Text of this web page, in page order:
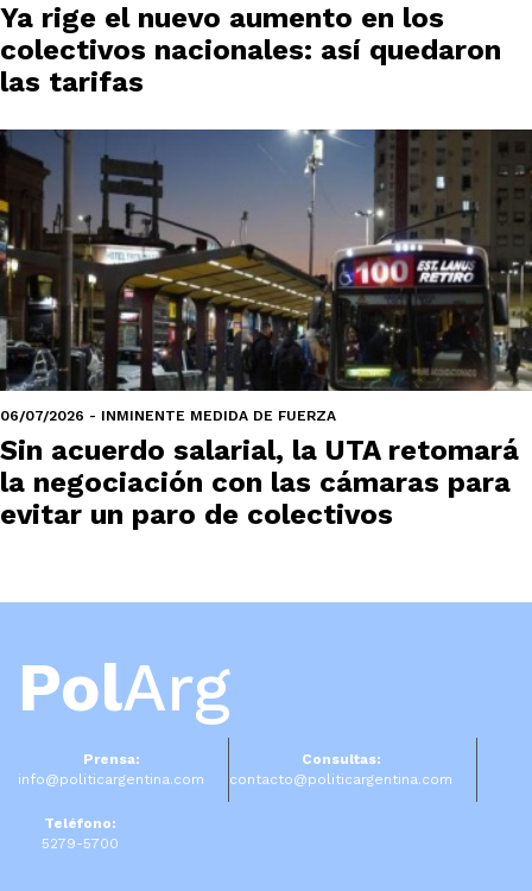
Ya rige el nuevo aumento en los
colectivos nacionales: así quedaron
las tarifas
06/07/2026 - INMINENTE MEDIDA DE FUERZA
Sin acuerdo salarial, la UTA retomará
la negociación con las cámaras para
evitar un paro de colectivos
PolArg
Prensa:
info@politicargentina.com
Consultas:
contacto@politicargentina.com
Teléfono:
5279-5700